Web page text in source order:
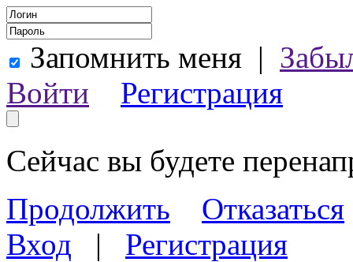
Запомнить меня |
Войти
Регистрация
Сейчас вы будете
Продолжить
Отказаться
Вход | Регистрация